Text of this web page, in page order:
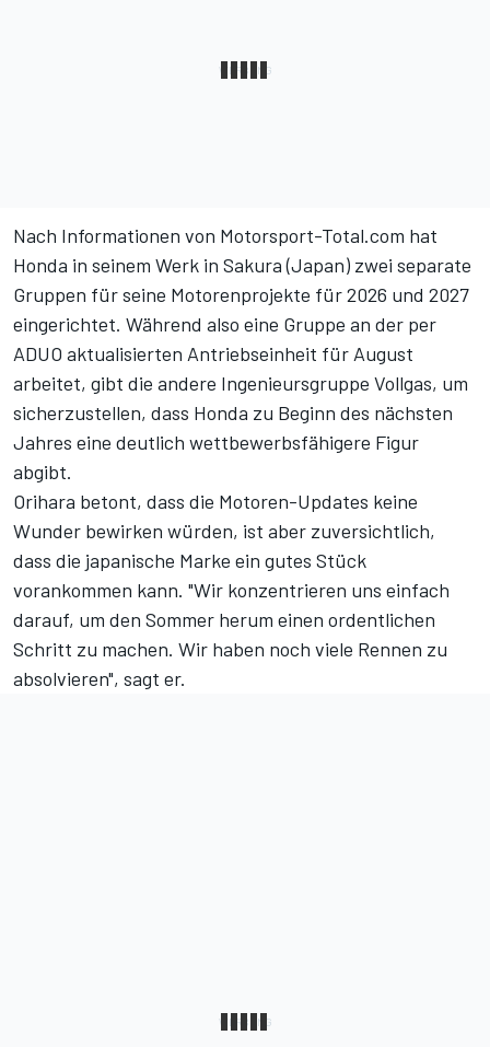
Nach Informationen von Motorsport-Total.com hat
Honda in seinem Werk in Sakura (Japan) zwei separate
Gruppen für seine Motorenprojekte für 2026 und 2027
eingerichtet. Während also eine Gruppe an der per
ADUO aktualisierten Antriebseinheit für August
arbeitet, gibt die andere Ingenieursgruppe Vollgas, um
sicherzustellen, dass Honda zu Beginn des nächsten
Jahres eine deutlich wettbewerbsfähigere Figur
abgibt.
Orihara betont, dass die Motoren-Updates keine
Wunder bewirken würden, ist aber zuversichtlich,
dass die japanische Marke ein gutes Stück
vorankommen kann. "Wir konzentrieren uns einfach
darauf, um den Sommer herum einen ordentlichen
Schritt zu machen. Wir haben noch viele Rennen zu
absolvieren", sagt er.